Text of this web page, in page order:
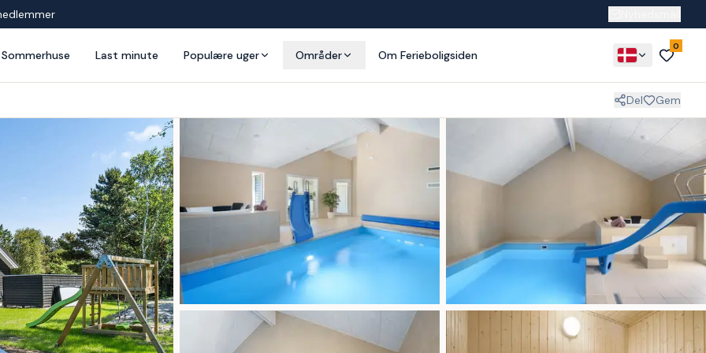
Sommerhuse Last minute Populære uger Områder Om Ferieboligsiden
0
Del Gem